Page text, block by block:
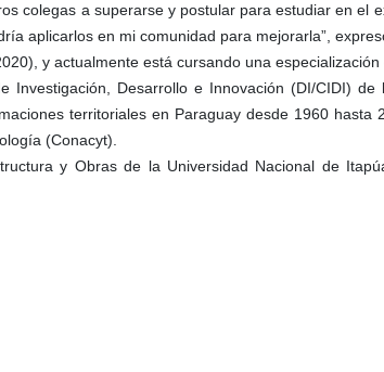
colegas a superarse y postular para estudiar en el
aplicarlos en mi comunidad para mejorarla”,
y actualmente está cursando una
Desarrollo e Innovación (DI/CIDI)
territoriales en Paraguay desde 1960 hasta
(Conacyt).
y Obras de la Universidad Nacional de